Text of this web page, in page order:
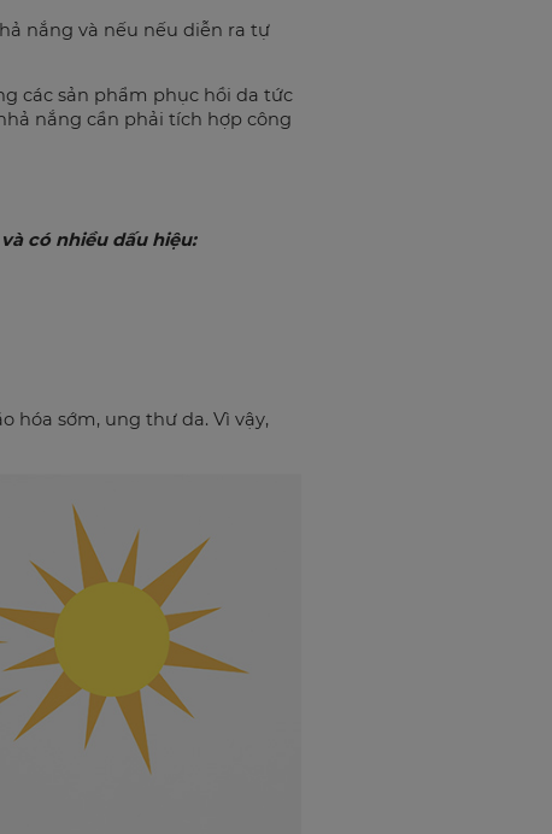
nắng và nếu nếu diễn ra tự
các sản phẩm phục hồi da tức
nắng cần phải tích hợp công
có nhiều dấu hiệu:
hóa sớm, ung thư da. Vì vậy,